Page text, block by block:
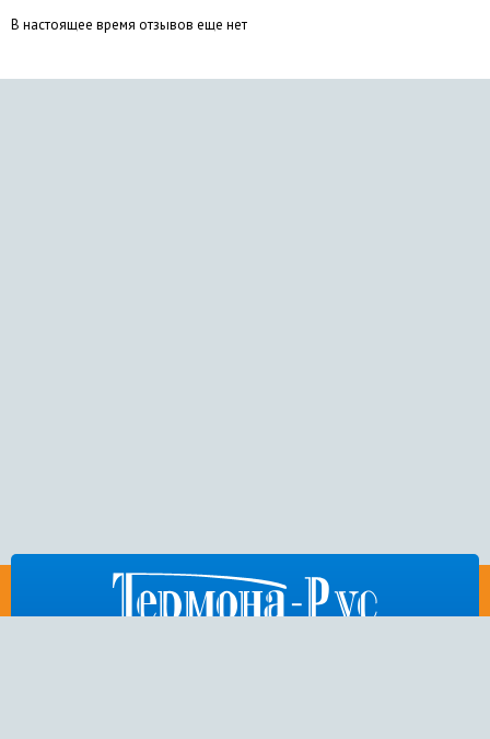
В настоящее время отзывов еще нет